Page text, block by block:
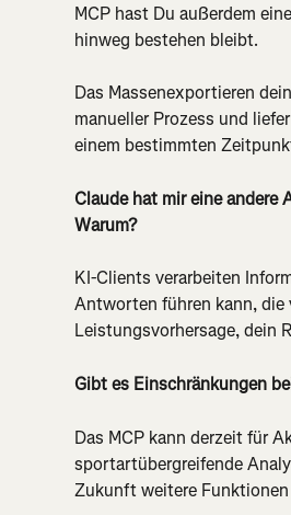
MCP hast Du außerdem
hinweg bestehen bleibt.
Das Massenexportieren
manueller Prozess und
einem bestimmten
Claude hat mir eine andere
Warum?
KI-Clients verarbeiten
Antworten führen kann, die
Leistungsvorhersage, dein
Gibt es Einschränkungen
Das MCP kann derzeit für
sportartübergreifende
Zukunft weitere